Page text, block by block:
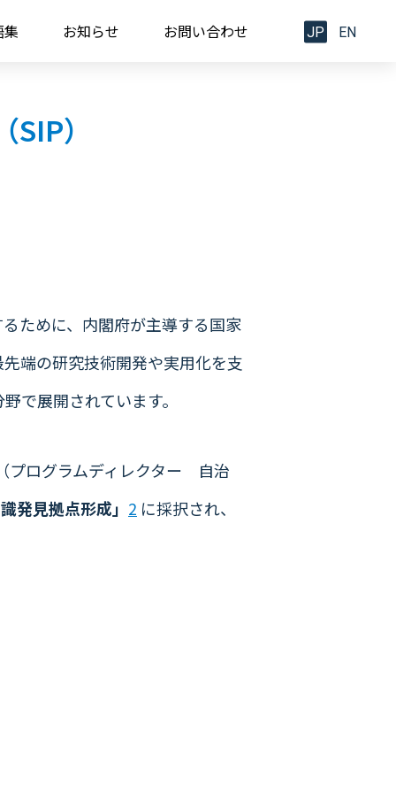
集 お知らせ お問い合わせ JP EN
）
ために、内閣府が主導する国家
端の研究技術開発や実用化を支
で展開されています。
（プログラムディレクター 自治
発見拠点形成」 2 に採択され、